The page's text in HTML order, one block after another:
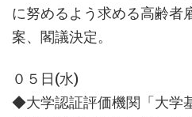
に努めるよう求める高齢者
案、閣議決定。
０５日(水)
◆大学認証評価機関「大学